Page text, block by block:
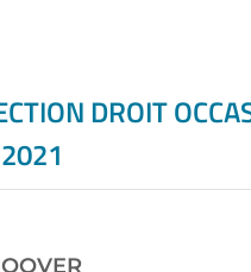
DROIT